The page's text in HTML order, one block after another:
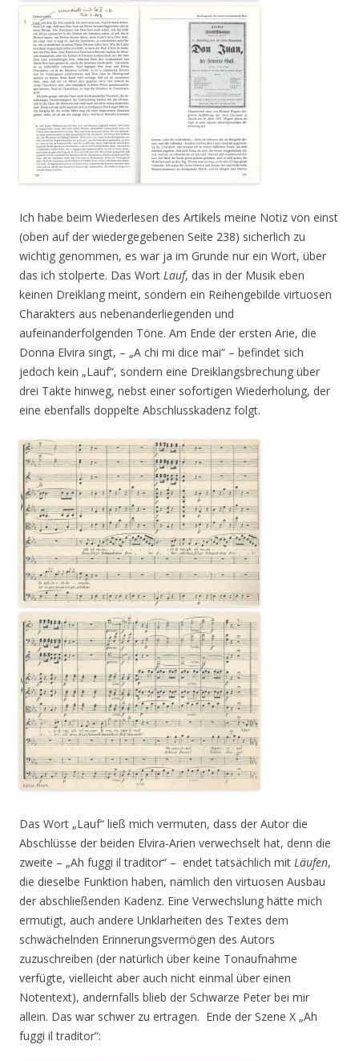
Ich habe beim Wiederlesen des Artikels meine Notiz von einst
(oben auf der wiedergegebenen Seite 238) sicherlich zu
wichtig genommen, es war ja im Grunde nur ein Wort, über
das ich stolperte. Das Wort Lauf, das in der Musik eben
keinen Dreiklang meint, sondern ein Reihengebilde virtuosen
Charakters aus nebenanderliegenden und
aufeinanderfolgenden Töne. Am Ende der ersten Arie, die
Donna Elvira singt, – „A chi mi dice mai“ – befindet sich
jedoch kein „Lauf“, sondern eine Dreiklangsbrechung über
drei Takte hinweg, nebst einer sofortigen Wiederholung, der
eine ebenfalls doppelte Abschlusskadenz folgt.
Das Wort „Lauf“ ließ mich vermuten, dass der Autor die
Abschlüsse der beiden Elvira-Arien verwechselt hat, denn die
zweite – „Ah fuggi il traditor“ – endet tatsächlich mit Läufen,
die dieselbe Funktion haben, nämlich den virtuosen Ausbau
der abschließenden Kadenz. Eine Verwechslung hätte mich
ermutigt, auch andere Unklarheiten des Textes dem
schwächelnden Erinnerungsvermögen des Autors
zuzuschreiben (der natürlich über keine Tonaufnahme
verfügte, vielleicht aber auch nicht einmal über einen
Notentext), andernfalls blieb der Schwarze Peter bei mir
allein. Das war schwer zu ertragen. Ende der Szene X „Ah
fuggi il traditor“: